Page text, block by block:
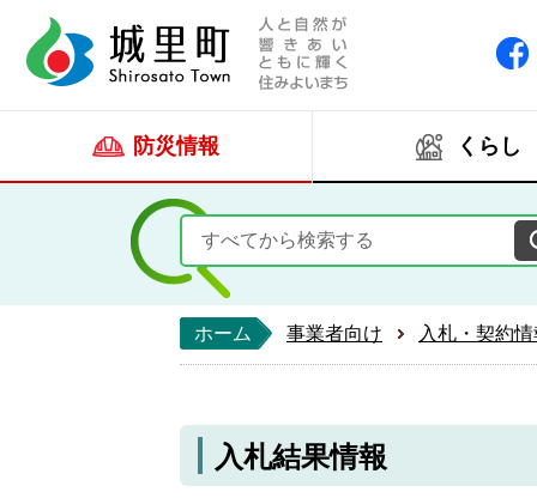
防災情報 くらし
ホーム 事業者向け 入札・契約
入札結果情報